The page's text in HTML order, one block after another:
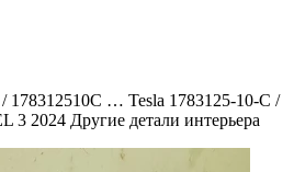
/ 178312510C … Tesla 1783125-10-C /
3 2024 Другие детали интерьера